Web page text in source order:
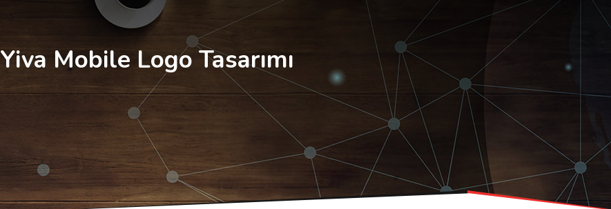
Yiva Mobile Logo Tasarımı